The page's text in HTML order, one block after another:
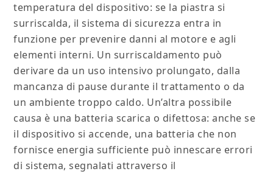
temperatura del dispositivo: se la piastra si
surriscalda, il sistema di sicurezza entra in
funzione per prevenire danni al motore e agli
elementi interni. Un surriscaldamento può
derivare da un uso intensivo prolungato, dalla
mancanza di pause durante il trattamento o da
un ambiente troppo caldo. Un’altra possibile
causa è una batteria scarica o difettosa: anche se
il dispositivo si accende, una batteria che non
fornisce energia sufficiente può innescare errori
di sistema, segnalati attraverso il